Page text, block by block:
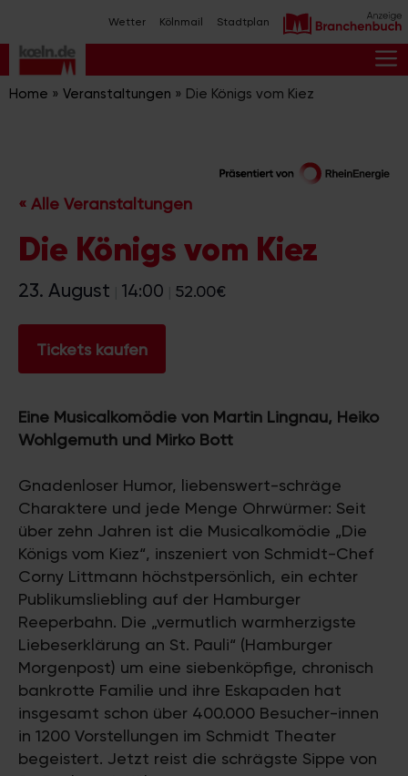
Inhalt
springen
Wetter Kölnmail Stadtplan
Home » Veranstaltungen » Die Königs vom Kiez
« Alle Veranstaltungen
Die Königs vom Kiez
23. August 14:00 52.00€
Tickets kaufen
Eine Musicalkomödie von Martin Lingnau, Heiko
Wohlgemuth und Mirko Bott
Gnadenloser Humor, liebenswert-schräge
Charaktere und jede Menge Ohrwürmer: Seit
über zehn Jahren ist die Musicalkomödie „Die
Königs vom Kiez“, inszeniert von Schmidt-Chef
Corny Littmann höchstpersönlich, ein echter
Publikumsliebling auf der Hamburger
Reeperbahn. Die „vermutlich warmherzigste
Liebeserklärung an St. Pauli“ (Hamburger
Morgenpost) um eine siebenköpfige, chronisch
bankrotte Familie und ihre Eskapaden hat
insgesamt schon über 400.000 Besucher-innen
in 1200 Vorstellungen im Schmidt Theater
begeistert. Jetzt reist die schrägste Sippe von